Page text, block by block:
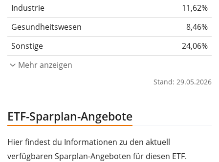
Industrie
11,62%
Gesundheitswesen
8,46%
Sonstige
24,06%
Mehr anzeigen
Stand: 29.05.2026
ETF-Sparplan-Angebote
Hier findest du Informationen zu den aktuell
verfügbaren Sparplan-Angeboten für diesen ETF.